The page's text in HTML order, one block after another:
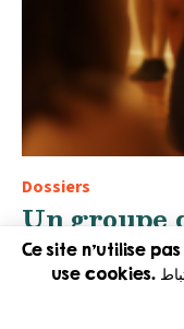
Dossiers
Un groupe
activités
Ce site n'utilise